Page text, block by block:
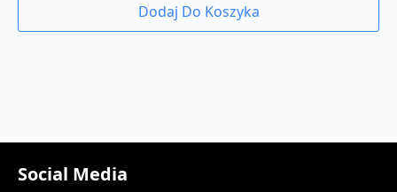
wynosiła:
wynosi:
Dodaj Do Koszyka
Social Media